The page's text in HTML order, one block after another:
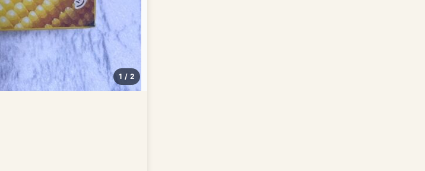
1 / 2